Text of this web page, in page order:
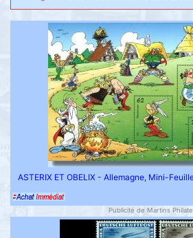
ASTERIX ET OBELIX - Allemagne, Mini-
Publicité de Martins